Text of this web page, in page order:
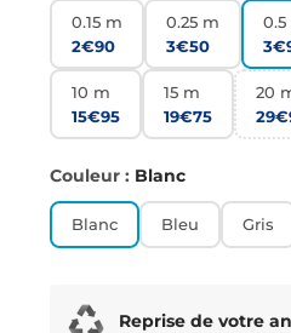
0.15 m
2€90
0.25 m
3€50
0.5
10 m
15€95
15 m
19€75
20
Couleur : Blanc
Blanc Bleu Gris
Reprise de votre